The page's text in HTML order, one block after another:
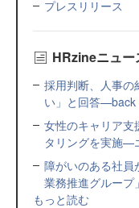
プレスリリース
HRzineニュ
採用判断、人事の
い」と回答—back
女性のキャリア支
タリングを実施—
障がいのある社員
業務推進グルー
もっと読む